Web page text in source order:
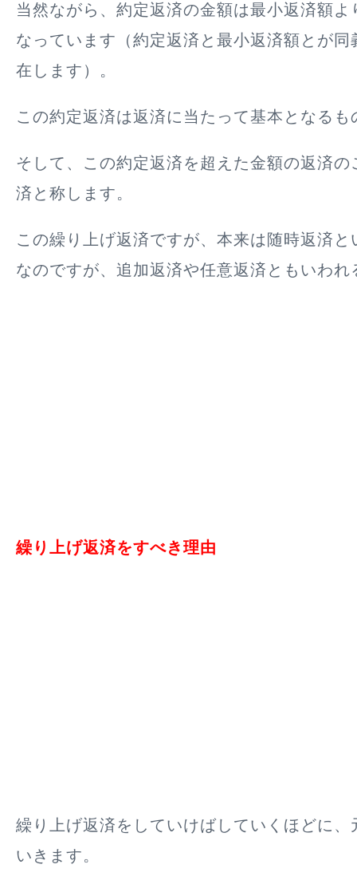
当然ながら、約定返済の金額は最小返済額
なっています（約定返済と最小返済額とが同
在します）。
この約定返済は返済に当たって基本となるも
そして、この約定返済を超えた金額の返済の
済と称します。
この繰り上げ返済ですが、本来は随時返済
なのですが、追加返済や任意返済ともいわれ
繰り上げ返済をすべき理由
繰り上げ返済をしていけばしていくほどに、
いきます。